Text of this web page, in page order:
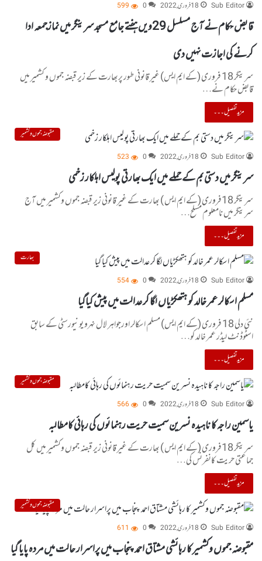
Sub Editor
18 فروری, 2022 0
599
قابض حکام نے آج مسلسل 29ویں ہفتے جامع مسجد سرینگر میں نمازجمعہ ادا
کرنے کی اجازت نہیں دی
سرینگر 18 فروری (کے ایم ایس) غیر قانونی طور پربھارت کے زیر قبضہ جموں و کشمیر میں
قابض حکام نے…
مزید تفصیل۔۔۔
مقبوضہ جموں و کشمیر
Sub Editor
18 فروری, 2022 0
523
سرینگر میں دستی بم کے حملے میں ایک بھارتی پولیس اہلکار زخمی
سرینگر 18فروری (کے ایم ایس ) بھارت کے غیر قانونی زیر قبضہ جموں وکشمیر میں آج
سرینگر میں نامعلوم مسلح…
مزید تفصیل۔۔۔
بھارت
Sub Editor
18 فروری, 2022 0
554
مسلم اسکالر عمر خالد کو ہتھکڑیاں لگا کر عدالت میں پیش کیاگیا
نئی دلی 18 فروری (کے ایم ایس) مسلم اسکالر اورجواہر لال نہرو یونیورسٹی کے سابق
اسٹوڈنٹ لیڈر عمر خالد کو…
مزید تفصیل۔۔۔
مقبوضہ جموں و کشمیر
Sub Editor
18 فروری, 2022 0
566
یاسمین راجہ کا ناہیدہ نسرین سمیت حریت رہنمائوں کی رہائی کامطالبہ
سرینگر 18فروری (کے ایم ایس ) بھارت کے غیر قانونی زیر قبضہ جموں وکشمیر میں کل
جماعتی حریت کانفرنس کی…
مزید تفصیل۔۔۔
مقبوضہ جموں و کشمیر
Sub Editor
18 فروری, 2022 0
611
مقبوضہ جموں وکشمیر کا رہائشی مشتاق احمد پنجاب میں پراسرار حالت میں مردہ پایا گیا